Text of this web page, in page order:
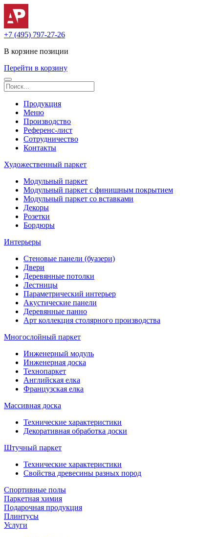
+7 (495) 797-27-26
В корзине позиции
Перейти в корзину
Продукция
Меню
Производство
Референс-лист
Сотрудничество
Контакты
Художественный паркет
Модульный паркет
Модульный паркет с финишным покрытием
Модульный паркет со вставками
Декоры
Розетки
Бордюры
Интерьеры
Стеновые панели (буазери)
Двери
Деревянные потолки
Лестницы
Параметрический интерьер
Акустические панели
Деревянные панно
Арт коллекция столярного производства
Многослойный паркет
Инженерный модуль
Инженерная доска
Технопаркет
Английская елка
Французская елка
Массивная доска
Технические характеристики
Декоративная обработка доски
Штучный паркет
Технические характеристики
Свойства древесины разных пород
Спортивные полы
Паркетная химия
Подарочная продукция
Плинтусы
Услуги